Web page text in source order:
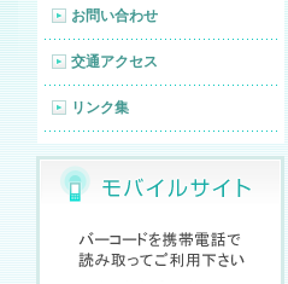
お問い合わせ
交通アクセス
リンク集